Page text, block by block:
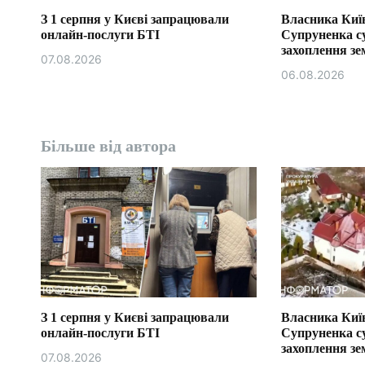
З 1 серпня у Києві запрацювали
онлайн-послуги БТІ
07.08.2026
Власника
Супруненка
захоплення
06.08.2026
Більше від автора
З 1 серпня у Києві запрацювали
онлайн-послуги БТІ
07.08.2026
Власника
Супруненка
захоплення